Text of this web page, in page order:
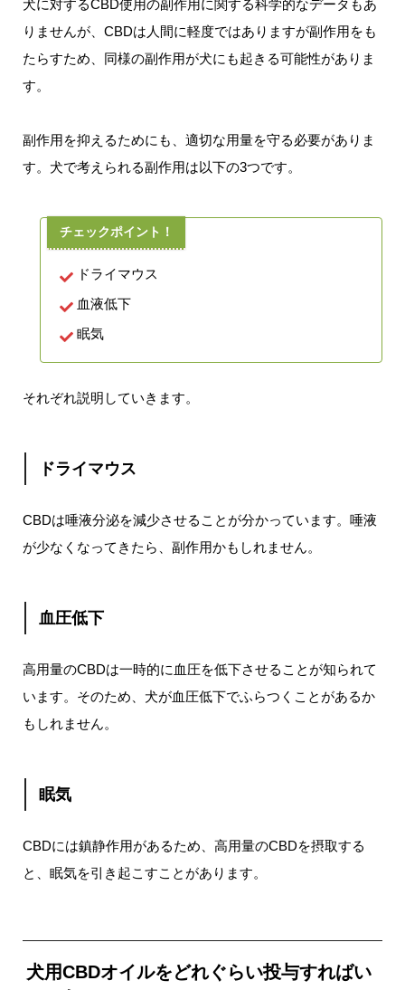
犬に対するCBD使用の副作用に関する科学的なデータもあ
りませんが、CBDは人間に軽度ではありますが副作用をも
たらすため、同様の副作用が犬にも起きる可能性がありま
す。
副作用を抑えるためにも、適切な用量を守る必要がありま
す。犬で考えられる副作用は以下の3つです。
ドライマウス
血液低下
眠気
それぞれ説明していきます。
ドライマウス
CBDは唾液分泌を減少させることが分かっています。唾液
が少なくなってきたら、副作用かもしれません。
血圧低下
高用量のCBDは一時的に血圧を低下させることが知られて
います。そのため、犬が血圧低下でふらつくことがあるか
もしれません。
眠気
CBDには鎮静作用があるため、高用量のCBDを摂取する
と、眠気を引き起こすことがあります。
犬用CBDオイルをどれぐらい投与すればい